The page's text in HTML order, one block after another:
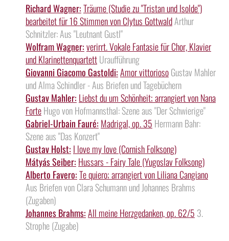
Richard Wagner:Träume (Studie zu "Tristan und Isolde")
bearbeitet für 16 Stimmen von Clytus GottwaldArthur
Schnitzler: Aus "Leutnant Gustl"
Wolfram Wagner:verirrt. Vokale Fantasie für Chor, Klavier
und KlarinettenquartettUraufführung
Giovanni Giacomo Gastoldi:Amor vittoriosoGustav Mahler
und Alma Schindler - Aus Briefen und Tagebüchern
Gustav Mahler: Liebst du um Schönheit; arrangiert von Nana
ForteHugo von Hofmannsthal: Szene aus "Der Schwierige"
Gabriel-Urbain Fauré: Madrigal, op. 35 Hermann Bahr:
Szene aus "Das Konzert"
Gustav Holst: I love my love (Cornish Folksong)
Mátyás Seiber: Hussars - Fairy Tale (Yugoslav Folksong)
Alberto Favero:Te quiero; arrangiert von Liliana Cangiano
Aus Briefen von Clara Schumann und Johannes Brahms
(Zugaben)
Johannes Brahms:All meine Herzgedanken, op. 62/5 3.
Strophe (Zugabe)